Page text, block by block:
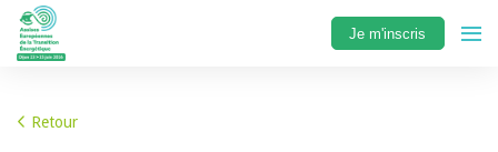
Je m'inscris
Retour